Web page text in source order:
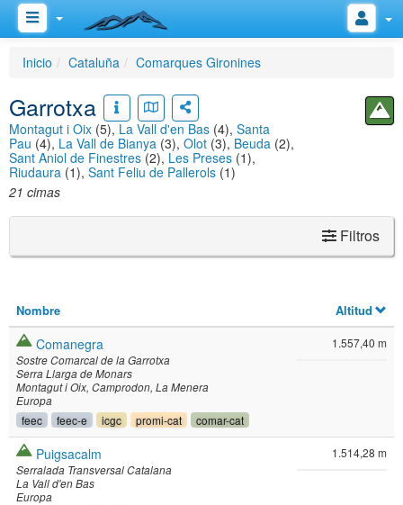
Inicio Cataluña Comarques Gironines
Garrotxa
Montagut i Oix (5), La Vall d'en Bas (4), Santa
Pau (4), La Vall de Bianya (3), Olot (3), Beuda (2),
Sant Aniol de Finestres (2), Les Preses (1),
Riudaura (1), Sant Feliu de Pallerols (1)
21 cimas
Filtros
Nombre Altitud
Comanegra
Sostre Comarcal de la Garrotxa
Serra Llarga de Monars
Montagut i Oix Camprodon La Menera
Europa
feec feec-e icgc promi-cat comar-cat
1.557,40 m
Puigsacalm
Serralada Transversal Catalana
La Vall d'en Bas
Europa
1.514,28 m